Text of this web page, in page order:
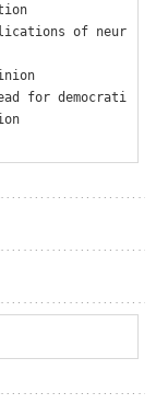
of neur
for democrati